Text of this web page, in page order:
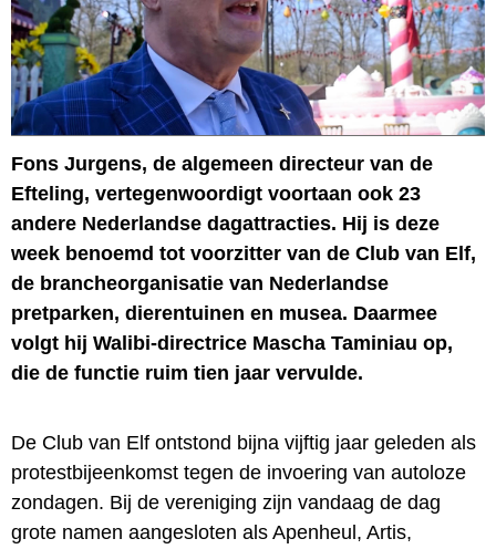
Fons Jurgens, de algemeen directeur van de
Efteling, vertegenwoordigt voortaan ook 23
andere Nederlandse dagattracties. Hij is deze
week benoemd tot voorzitter van de Club van Elf,
de brancheorganisatie van Nederlandse
pretparken, dierentuinen en musea. Daarmee
volgt hij Walibi-directrice Mascha Taminiau op,
die de functie ruim tien jaar vervulde.
De Club van Elf ontstond bijna vijftig jaar geleden als
protestbijeenkomst tegen de invoering van autoloze
zondagen. Bij de vereniging zijn vandaag de dag
grote namen aangesloten als Apenheul, Artis,